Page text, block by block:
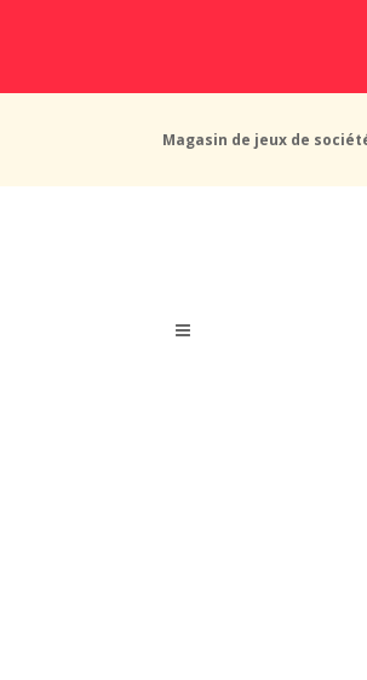
Magasin de jeux de